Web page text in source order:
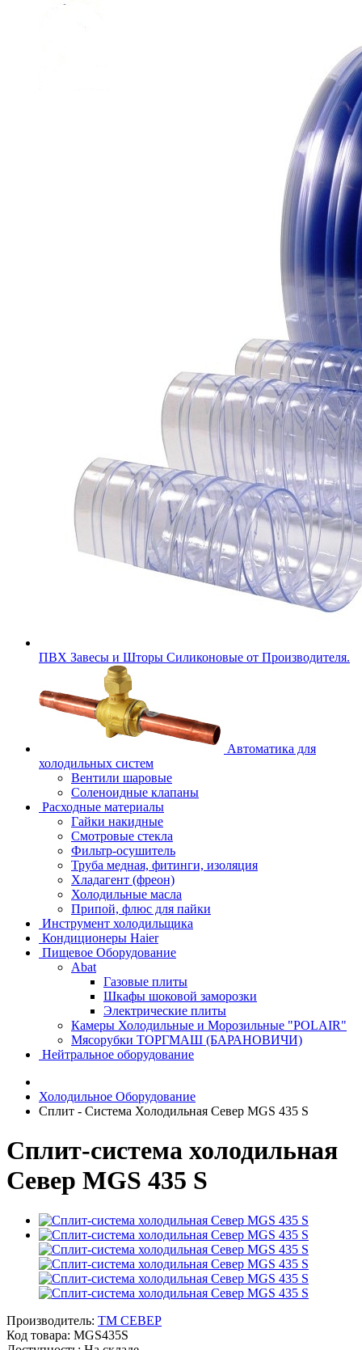
ПВХ Завесы и Шторы Силиконовые от Производителя.
Автоматика для
холодильных систем
Вентили шаровые
Соленоидные клапаны
Расходные материалы
Гайки накидные
Смотровые стекла
Фильтр-осушитель
Труба медная, фитинги, изоляция
Хладагент (фреон)
Холодильные масла
Припой, флюс для пайки
Инструмент холодильщика
Кондиционеры Haier
Пищевое Оборудование
Abat
Газовые плиты
Шкафы шоковой заморозки
Электрические плиты
Камеры Холодильные и Морозильные "POLAIR"
Мясорубки ТОРГМАШ (БАРАНОВИЧИ)
Нейтральное оборудование
Холодильное Оборудование
Сплит - Система Холодильная Север MGS 435 S
Сплит-система холодильная
Север MGS 435 S
Производитель: ТМ СЕВЕР
Код товара: MGS435S